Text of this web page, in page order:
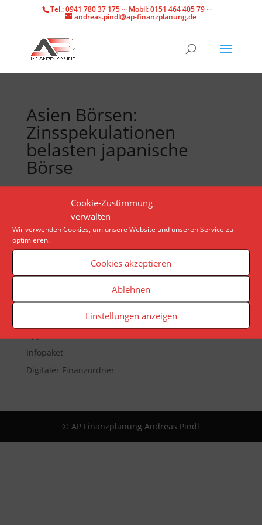
Cookie-Zustimmung
verwalten
Wir verwenden Cookies, um unsere Website und unseren Service zu
optimieren.
Cookies akzeptieren
Ablehnen
Einstellungen anzeigen
Tel.: 0941 780 37 175 ··· Mobil: 0151 464 405 79 ···
andreas.pindl@ap-finanzplanung.de
Asien Börsen:
Zinsspekulationen
belasten japanische
Börse
Die Anleger in Asien warten gespannt auf die
Veröffentlichung der US-Inflationsdaten. Der
japanische Nikkei schließt leicht im Minus.
Newsletter
Infopaket
Digitaler Finanzordner
© AP Finanzplanung Andreas Pindl